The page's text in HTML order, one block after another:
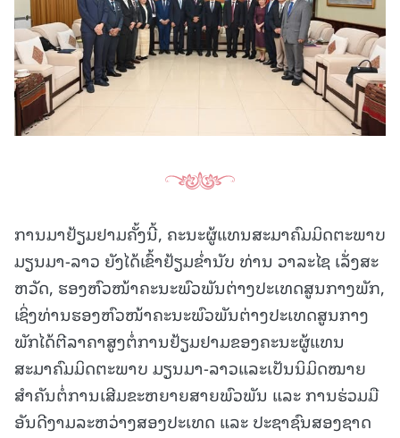
ການມາຢ້ຽມຢາມຄັ້ງນີ້, ຄະນະຜູ້ແທນສະມາຄົມມິດຕະພາບ
ມຽນມາ-ລາວ ຍັງໄດ້ເຂົ້າຢ້ຽມຂໍ່ານັບ ທ່ານ ວາລະໄຊ ເລັ່ງສະ
ຫວັດ, ຮອງຫົວໜ້າຄະນະພົວພັນຕ່າງປະເທດສູນກາງພັກ,
ເຊິ່ງທ່ານຮອງຫົວໜ້າຄະນະພົວພັນຕ່າງປະເທດສູນກາງ
ພັກໄດ້ຕີລາຄາສູງຕໍ່ການຢ້ຽມຢາມຂອງຄະນະຜູ້ແທນ
ສະມາຄົມມິດຕະພາບ ມຽນມາ-ລາວແລະເປັນນິມິດໝາຍ
ສຳຄັນຕໍ່ການເສີມຂະຫຍາຍສາຍພົວພັນ ແລະ ການຮ່ວມມື
ອັນດີງາມລະຫວ່າງສອງປະເທດ ແລະ ປະຊາຊົນສອງຊາດ